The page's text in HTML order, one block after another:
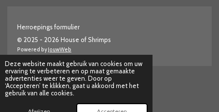
Deze website maakt gebruik van cookies om uw
ervaring te verbeteren en op maat gemaakte
advertenties weer te geven. Door op
‘Accepteren’ te klikken, gaat u akkoord met het
gebruik van alle cookies.
Herroepings formulier
© 2025 - 2026 House of Shrimps
Powered by JouwWeb